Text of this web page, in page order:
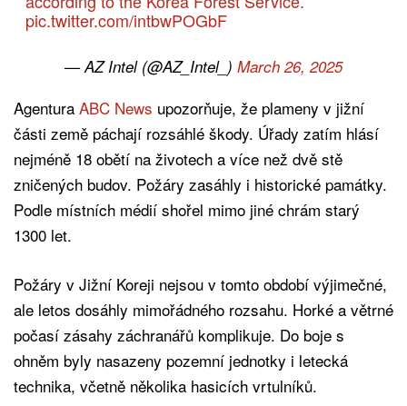
pic.twitter.com/intbwPOGbF
— AZ Intel (@AZ_Intel_) March 26, 2025
Agentura ABC News upozorňuje, že plameny v jižní
části země páchají rozsáhlé škody. Úřady zatím hlásí
nejméně 18 obětí na životech a více než dvě stě
zničených budov. Požáry zasáhly i historické památky.
Podle místních médií shořel mimo jiné chrám starý
1300 let.
Požáry v Jižní Koreji nejsou v tomto období výjimečné,
ale letos dosáhly mimořádného rozsahu. Horké a větrné
počasí zásahy záchranářů komplikuje. Do boje s
ohněm byly nasazeny pozemní jednotky i letecká
technika, včetně několika hasicích vrtulníků.